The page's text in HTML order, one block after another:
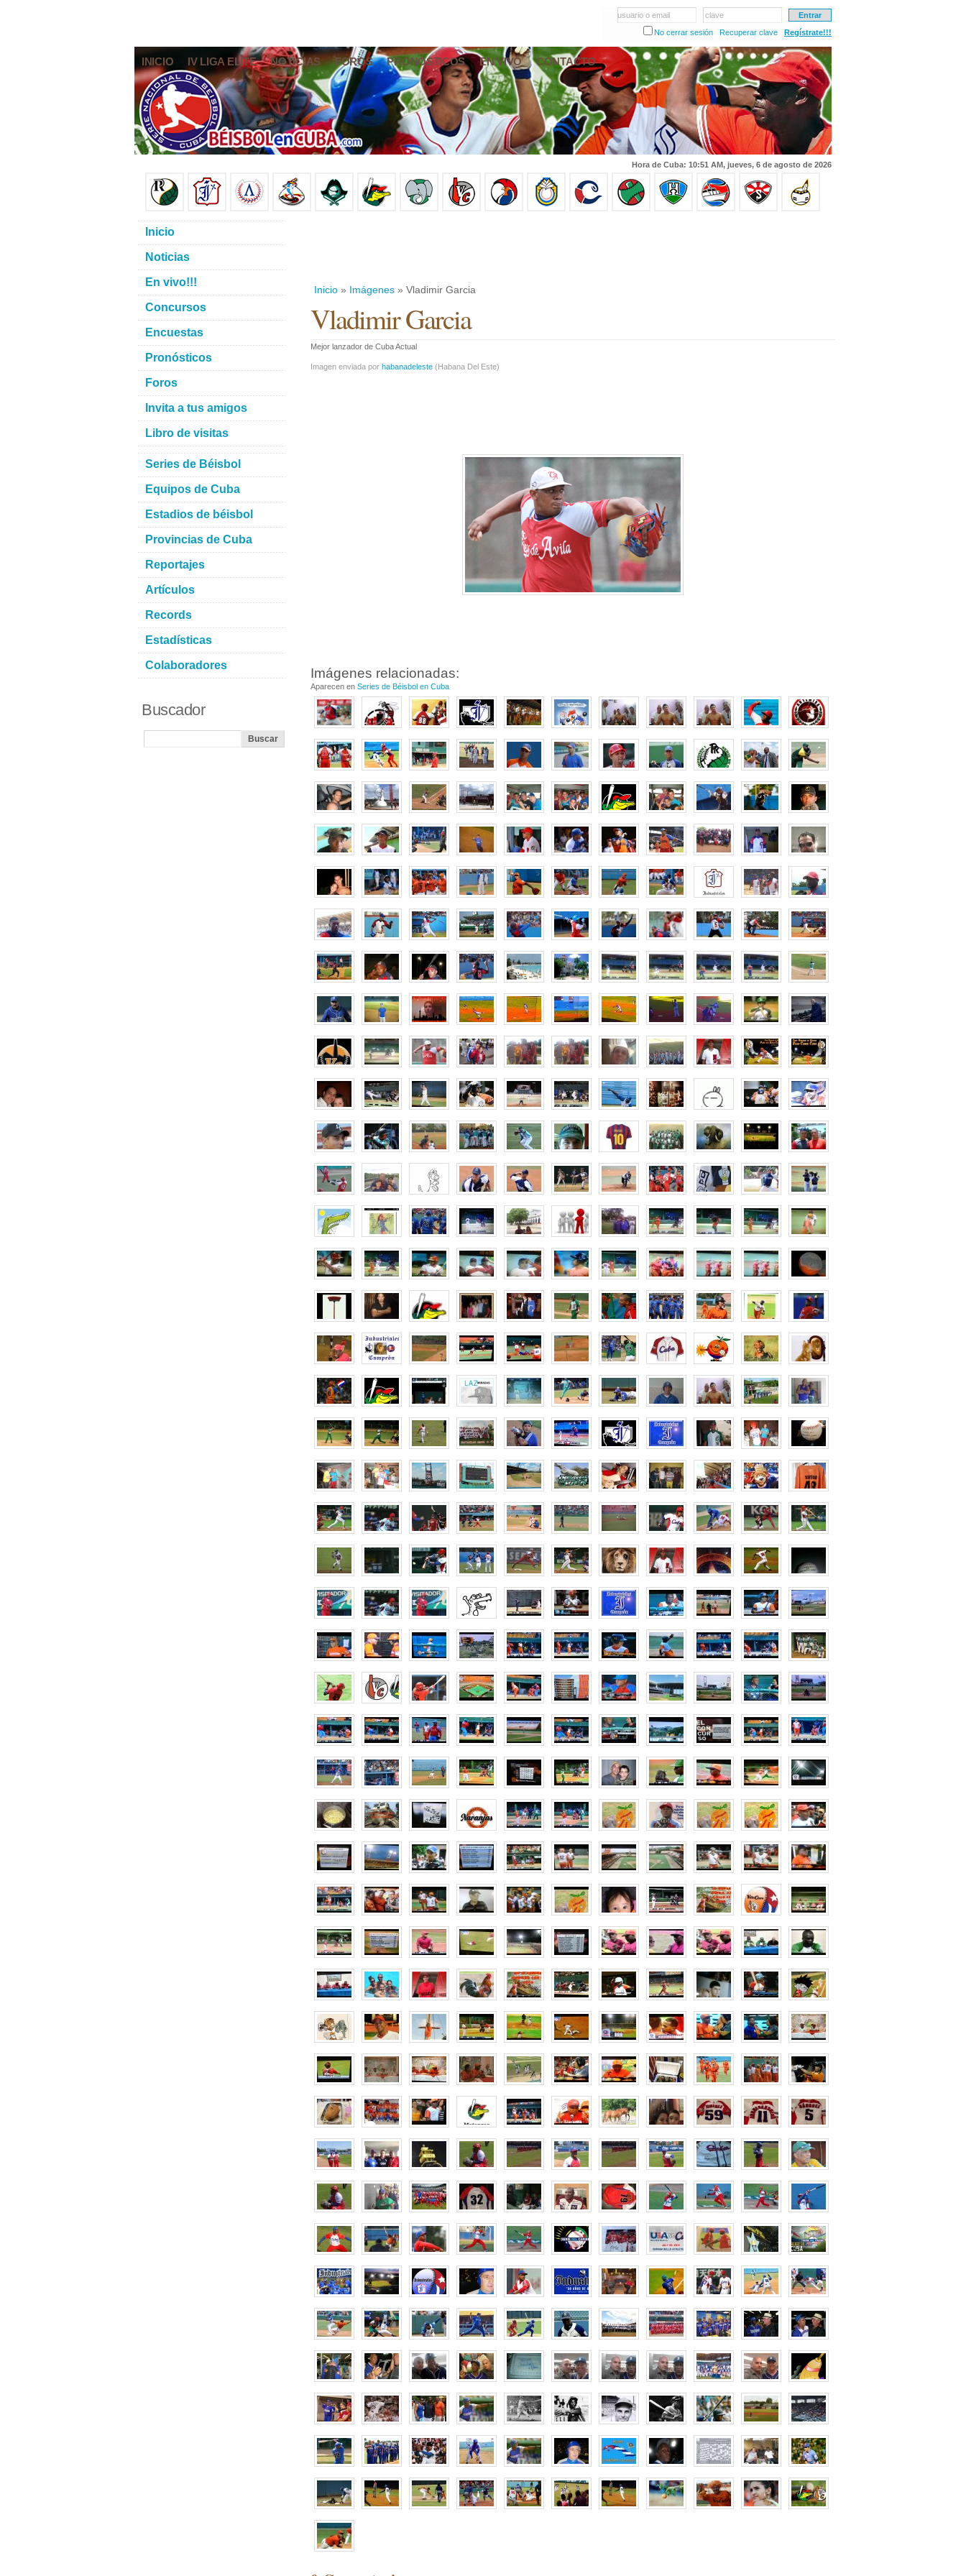
usuario o email
clave
No cerrar sesión
Recuperar clave Regístrate!!!
INICIO IV LIGA ELITE NOTICIAS FOROS PRONÓSTICOS EN VIVO CONTACTO
Hora de Cuba: 10:51 AM, jueves, 6 de agosto de 2026
Inicio » Imágenes » Vladimir Garcia
Vladimir Garcia
Mejor lanzador de Cuba Actual
Imagen enviada por habanadeleste (Habana Del Este)
Imágenes relacionadas:
Aparecen en Series de Béisbol en Cuba
Inicio
Noticias
En vivo!!!
Concursos
Encuestas
Pronósticos
Foros
Invita a tus amigos
Libro de visitas
Series de Béisbol
Equipos de Cuba
Estadios de béisbol
Provincias de Cuba
Reportajes
Artículos
Records
Estadísticas
Colaboradores
Buscador